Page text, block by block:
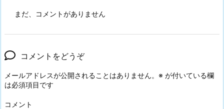
まだ、コメントがありません
コメントをどうぞ
メールアドレスが公開されることはありません。 ※ が付いている欄
は必須項目です
コメント